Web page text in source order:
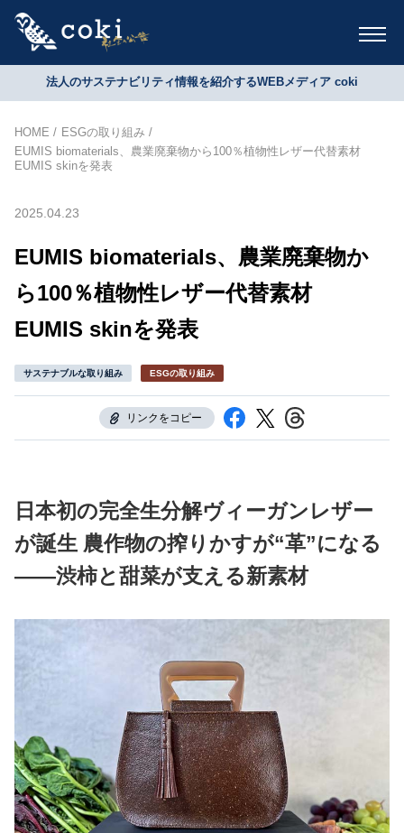
法人のサステナビリティ情報を紹介するWEBメディア coki
HOME
ESGの取り組み
EUMIS biomaterials、農業廃棄物から100％植物性レザー代替素材
EUMIS skinを発表
2025.04.23
EUMIS biomaterials、農業廃棄物か
ら100％植物性レザー代替素材
EUMIS skinを発表
サステナブルな取り組み ESGの取り組み
リンクをコピー
日本初の完全生分解ヴィーガンレザー
が誕生 農作物の搾りかすが“革”になる
――渋柿と甜菜が支える新素材